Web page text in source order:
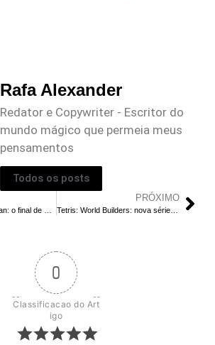
Rafa Alexander
Redator e Copywriter - Escritor do
mundo mágico que permeia meus
pensamentos
Todos os posts
DCU Wonder Woman: o final de evitar desgosto dos fãs de filmes heróicos
PRÓXIMO
Tetris: World Builders: nova série animada para kids
0
Classificacao do Art
igo